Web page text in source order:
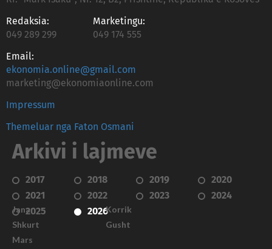
Redaksia:
049 289 299
Marketingu:
049 174 555
Email:
ekonomia.online@gmail.com
marketing@ekonomiaonline.com
Impressum
Themeluar nga Faton Osmani
Arkivi i lajmeve
2017 2018 2019
2020
2021
2022 2023
2024
2025
2026
Janar
Shkurt
Mars
Korrik
Gusht